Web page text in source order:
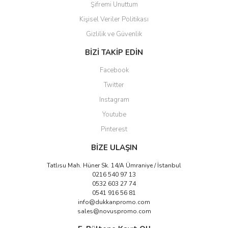
Gönder
Şifremi Unuttum
Kişisel Veriler Politikası
Gizlilik ve Güvenlik
BİZİ TAKİP EDİN
Facebook
Twitter
Instagram
Youtube
Pinterest
BİZE ULAŞIN
Tatlısu Mah. Hüner Sk. 14/A Ümraniye / İstanbul
0216 540 97 13
0532 603 27 74
0541 916 56 81
info@dukkanpromo.com
sales@novuspromo.com